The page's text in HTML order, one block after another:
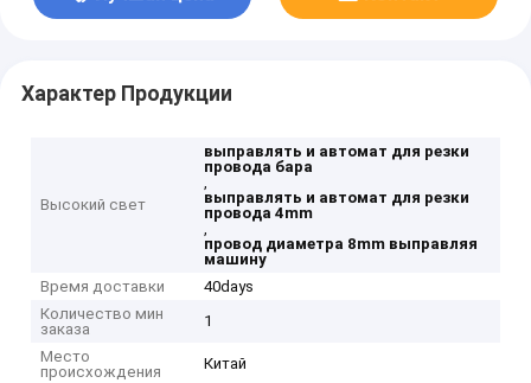
Характер Продукции
Высокий свет
выправлять и автомат для резки
провода бара
,
выправлять и автомат для резки
провода 4mm
,
провод диаметра 8mm выправляя
машину
Время доставки
40days
Количество мин
заказа
1
Место
происхождения
Китай